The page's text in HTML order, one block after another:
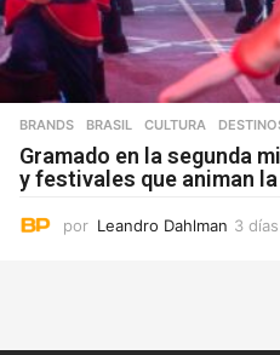
BRANDS ,BRASIL ,CULTURA ,
Gramado en la segunda
y festivales que animan
por Leandro Dahlman 3 días